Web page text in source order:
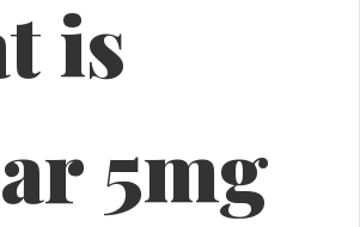
is
5mg